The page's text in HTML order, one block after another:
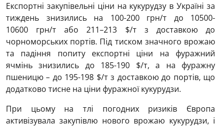
Експортні закупівельні ціни на кукурудзу в Україні за
тиждень знизились на 100-200 грн/т до 10500-
10600 грн/т або 211–213 $/т з доставкою до
чорноморських портів. Під тиском значного врожаю
та падіння попиту експортні ціни на фуражний
ячмінь знизились до 185-190 $/т, а на фуражну
пшеницю – до 195-198 $/т з доставкою до портів, що
додатково тисне на ціни фуражної кукурудзи.
При цьому на тлі погодних ризиків Європа
активізувала закупівлю нового врожаю кукурудзи, і